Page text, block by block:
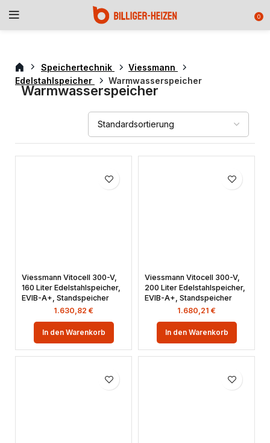
0
Speichertechnik
Viessmann
Edelstahlspeicher
Warmwasserspeicher
Warmwasserspeicher
Viessmann Vitocell 300-V,
160 Liter Edelstahlspeicher,
EVIB-A+, Standspeicher
1.630,82 €
In den Warenkorb
Viessmann Vitocell 300-V,
200 Liter Edelstahlspeicher,
EVIB-A+, Standspeicher
1.680,21 €
In den Warenkorb